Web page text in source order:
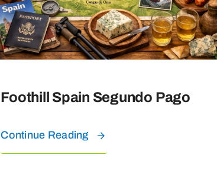
Foothill Spain Segundo Pago
Continue Reading